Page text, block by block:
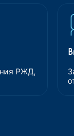
РЖД,